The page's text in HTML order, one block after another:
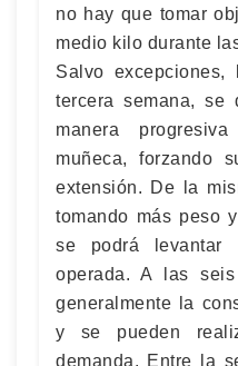
no hay que tomar
medio kilo durante
Salvo
tercera semana, se
manera
muñeca, forzando
extensión. De la
tomando más peso
se podrá
operada. A las
generalmente la
y se pueden
demanda. Entre la